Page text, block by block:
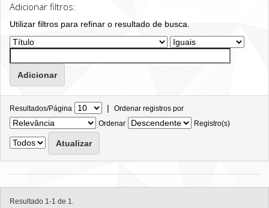
Adicionar filtros:
Utilizar filtros para refinar o resultado de busca.
Resultados/Página | Ordenar registros por
Ordenar
Registro(s)
Resultado 1-1 de 1.